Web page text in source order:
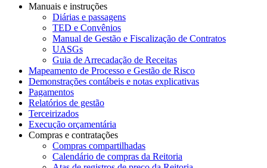
Manuais e instruções
Diárias e passagens
TED e Convênios
Manual de Gestão e Fiscalização de Contratos
UASGs
Guia de Arrecadação de Receitas
Mapeamento de Processo e Gestão de Risco
Demonstrações contábeis e notas explicativas
Pagamentos
Relatórios de gestão
Terceirizados
Execução orçamentária
Compras e contratações
Compras compartilhadas
Calendário de compras da Reitoria